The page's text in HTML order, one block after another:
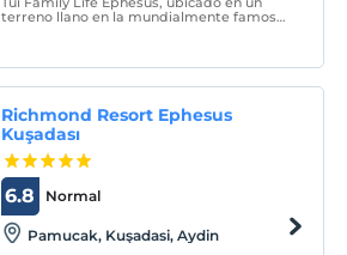
terreno llano en la mundialmente famosa
Richmond Resort Ephesus
Kuşadası
Normal
6.8
Pamucak, Kuşadasi, Aydin